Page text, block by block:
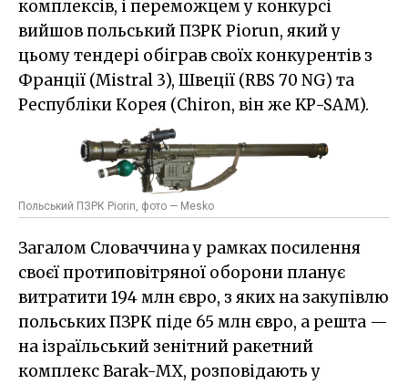
комплексів, і переможцем у конкурсі
вийшов польський ПЗРК Piorun, який у
цьому тендері обіграв своїх конкурентів з
Франції (Mistral 3), Швеції (RBS 70 NG) та
Республіки Корея (Chiron, він же KP-SAM).
Польський ПЗРК Piorin, фото — Mesko
Загалом Словаччина у рамках посилення
своєї протиповітряної оборони планує
витратити 194 млн євро, з яких на закупівлю
польських ПЗРК піде 65 млн євро, а решта —
на ізраїльський зенітний ракетний
комплекс Barak-MX, розповідають у